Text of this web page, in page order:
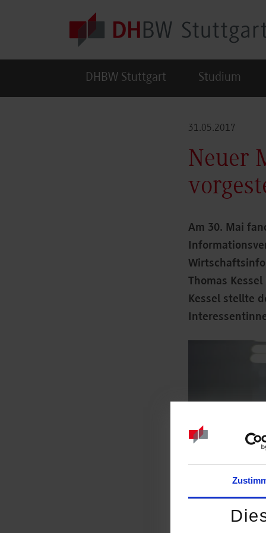
DHBW Stuttgart Studium
31.05.2017
Neuer
Am 30. Mai
Thomas
Kessel stellte